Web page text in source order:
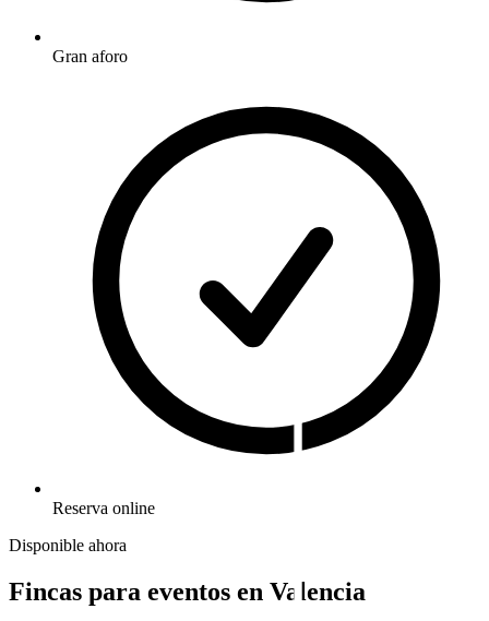
Gran aforo
Reserva online
Disponible ahora
Fincas para eventos en Valencia